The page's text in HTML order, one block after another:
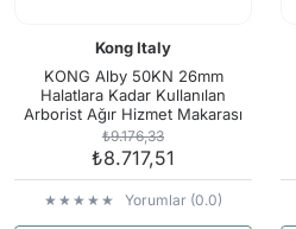
Kong Italy
KONG Alby 50KN 26mm
Halatlara Kadar Kullanılan
Arborist Ağır Hizmet Makarası
83900ON00KK
₺9.176,33
₺8.717,51
Yorumlar (0.0)